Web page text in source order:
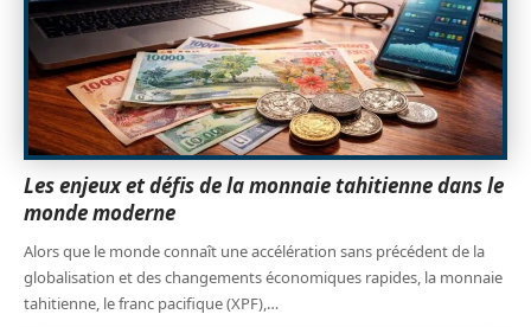
Les enjeux et défis de la monnaie tahitienne dans le
monde moderne
Alors que le monde connaît une accélération sans précédent de la
globalisation et des changements économiques rapides, la monnaie
tahitienne, le franc pacifique (XPF),…